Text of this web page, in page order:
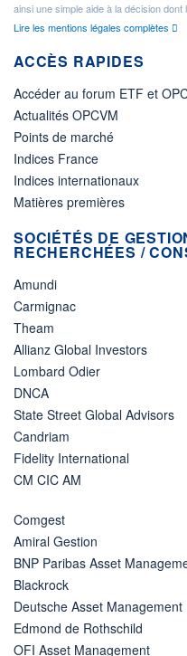
ainsi une simple aide à la décision
Lire les mentions légales complètes
ACCÈS RAPIDES
Accéder au forum ETF et
Actualités OPCVM
Points de marché
Indices France
Indices internationaux
Matières premières
SOCIÉTÉS DE
RECHERCHÉES /
Amundi
Carmignac
Theam
Allianz Global Investors
Lombard Odier
DNCA
State Street Global Advisors
Candriam
Fidelity International
CM CIC AM
Comgest
Amiral Gestion
BNP Paribas Asset
Blackrock
Deutsche Asset Management
Edmond de Rothschild
OFI Asset Management